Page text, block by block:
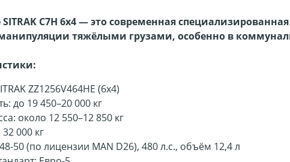
C7H 6x4 — это современная
тяжёлыми грузами, особенно в
ZZ1256V464HE (6x4)
до 19 450–20 000 кг
около 12 550–12 850 кг
000 кг
50 (по лицензии MAN D26), 480 л.с., объём 12,4 л